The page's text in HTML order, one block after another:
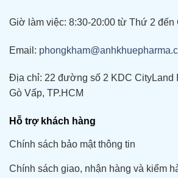
Giờ làm việc: 8:30-20:00 từ Thứ 2 đến
Email:
Địa chỉ: 22 đường số 2 KDC CityLand
Gò Vấp, TP.HCM
Hỗ trợ khách hàng
Chính sách bảo mật thông tin
Chính sách giao, nhận hàng và kiểm